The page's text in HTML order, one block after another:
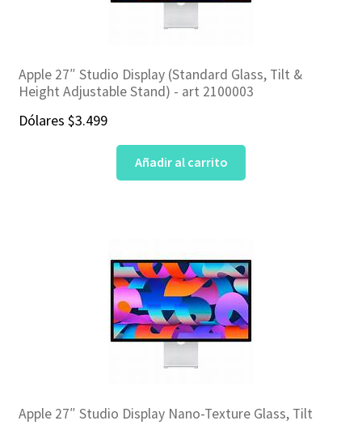
Apple 27″ Studio Display (Standard Glass, Tilt &
Height Adjustable Stand) ‎- art 2100003
Dólares $3.499
Añadir al carrito
Apple 27″ Studio Display Nano-Texture Glass, Tilt